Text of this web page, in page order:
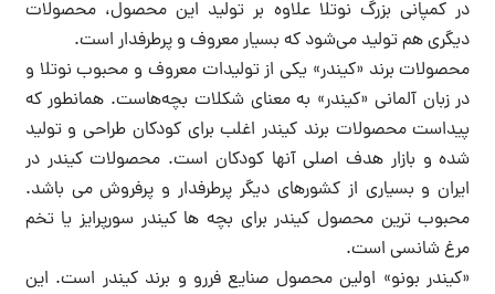
در کمپانی بزرگ نوتلا علاوه بر تولید این محصول، محصولات
دیگری هم تولید می‌شود که بسیار معروف و پرطرفدار است.
محصولات برند «کیندر» یکی از تولیدات معروف و محبوب نوتلا و
در زبان آلمانی «کیندر» به معنای شکلات بچه‌هاست. همانطور که
پیداست محصولات برند کیندر اغلب برای کودکان طراحی و تولید
شده و بازار هدف اصلی آنها کودکان است. محصولات کیندر در
ایران و بسیاری از کشورهای دیگر پرطرفدار و پرفروش می باشد.
محبوب ترین محصول کیندر برای بچه ها کیندر سورپرایز یا تخم
مرغ شانسی است.
«کیندر بونو» اولین محصول صنایع فررو و برند کیندر است. این